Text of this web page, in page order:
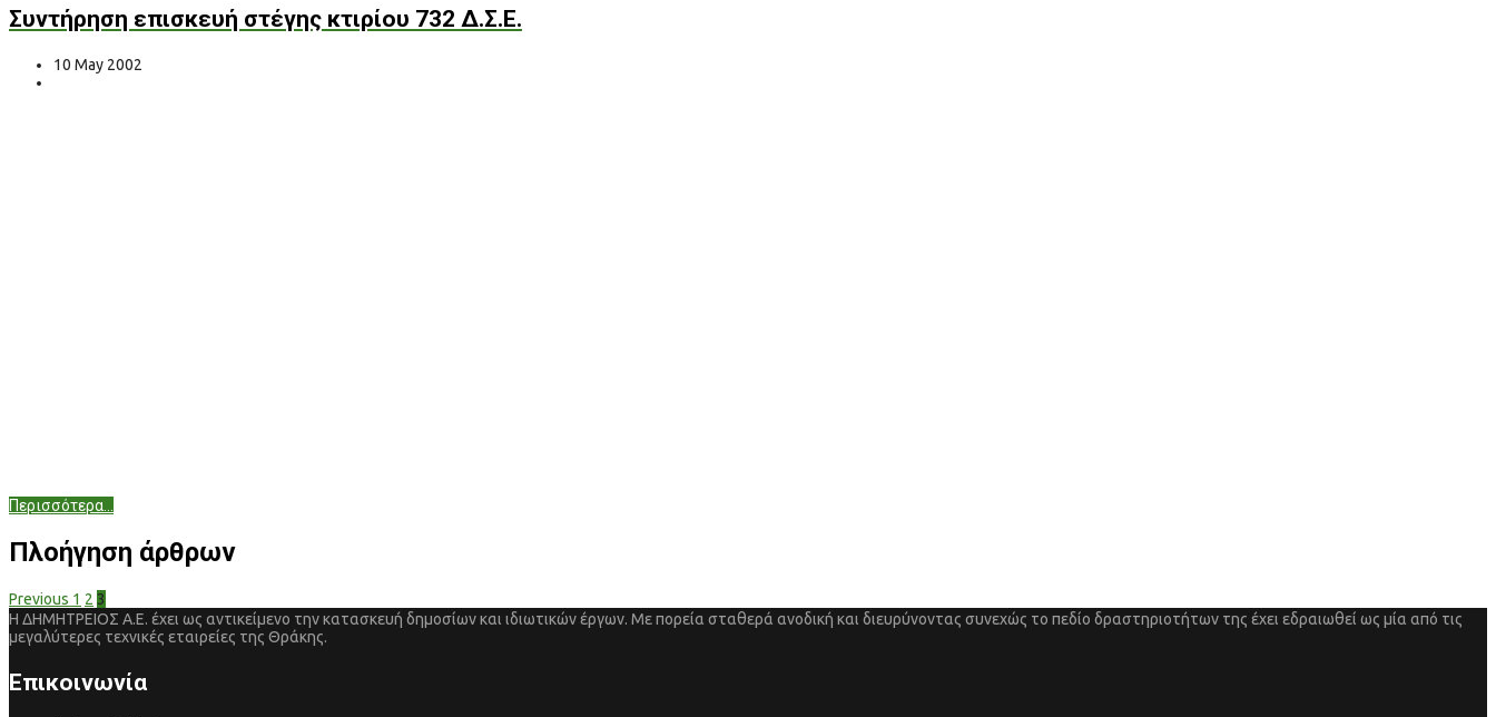
Συντήρηση επισκευή στέγης κτιρίου 732 Δ.Σ.Ε.
10 May 2002
Περισσότερα...
Πλοήγηση άρθρων
Previous 1 2 3
Η ΔΗΜΗΤΡΕΙΟΣ Α.Ε. έχει ως αντικείμενο την κατασκευή δημοσίων και ιδιωτικών έργων. Με πορεία σταθερά ανοδική και διευρύνοντας συνεχώς το πεδίο δραστηριοτήτων της έχει εδραιωθεί ως μία από τις
μεγαλύτερες τεχνικές εταιρείες της Θράκης.
Επικοινωνία